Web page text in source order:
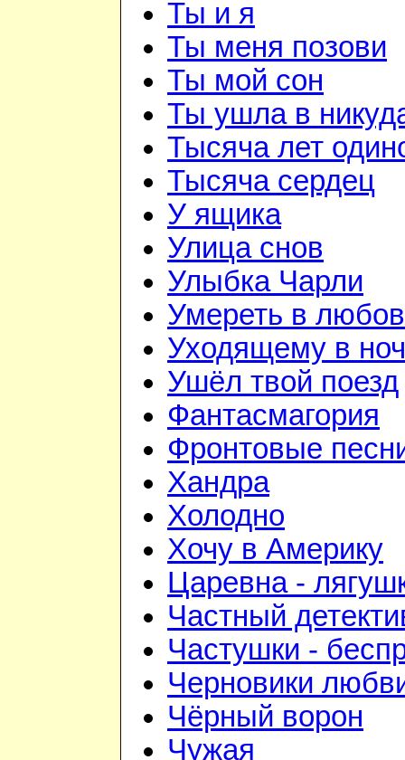
Ты и я
Ты меня позови
Ты мой сон
Ты ушла в
Тысяча лет
Тысяча сердец
У ящика
Улица снов
Улыбка Чарли
Умереть в
Уходящему в
Ушёл твой поезд
Фантасмагория
Фронтовые
Хандра
Холодно
Хочу в Америку
Царевна -
Частный
Частушки -
Черновики
Чёрный ворон
Чужая